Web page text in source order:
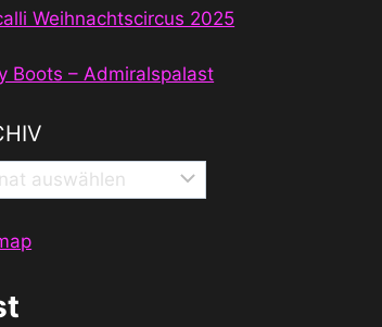
Weihnachtscircus 2025
Boots – Admiralspalast